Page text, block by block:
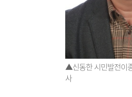
▲신동한 시민발전이
사